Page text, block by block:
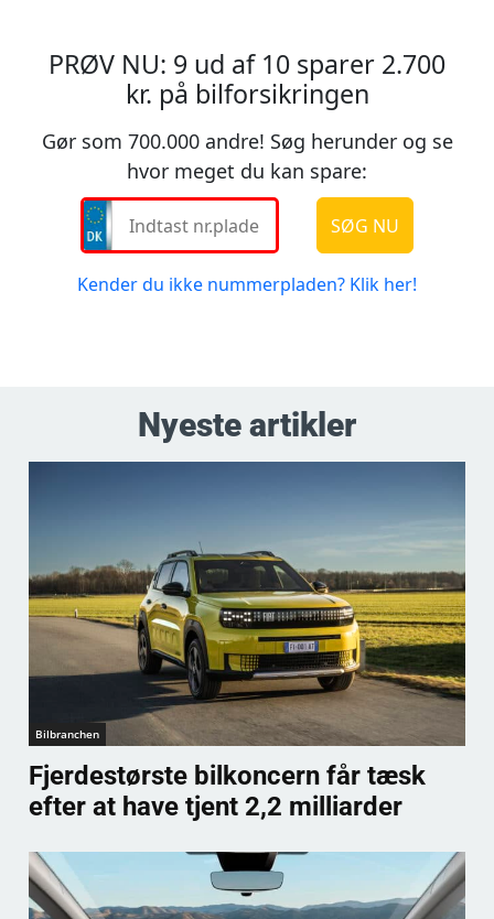
Nyeste artikler
Bilbranchen
Fjerdestørste bilkoncern får tæsk
efter at have tjent 2,2 milliarder